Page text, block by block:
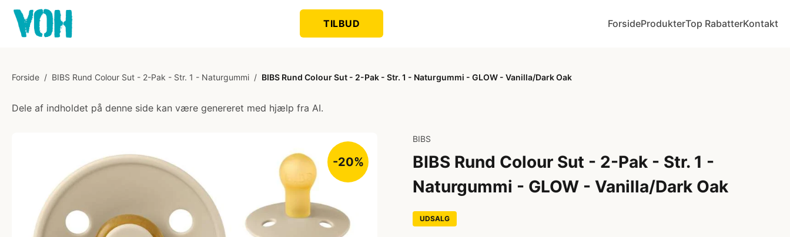
TILBUD ForsideProdukterTop RabatterKontakt
Forside / BIBS Rund Colour Sut - 2-Pak - Str. 1 - Naturgummi / BIBS Rund Colour Sut - 2-Pak - Str. 1 - Naturgummi - GLOW - Vanilla/Dark Oak
Dele af indholdet på denne side kan være genereret med hjælp fra AI.
-20%
BIBS
BIBS Rund Colour Sut - 2-Pak - Str. 1 -
Naturgummi - GLOW - Vanilla/Dark Oak
UDSALG